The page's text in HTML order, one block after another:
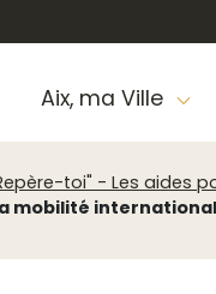
Aix, ma Ville
toi" - Les aides
mobilité